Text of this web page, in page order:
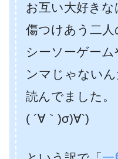
お互い大好き
傷つけあう二人
シーソーゲー
ンマじゃない
読んでました。
( ´∀｀)σ)∀`)